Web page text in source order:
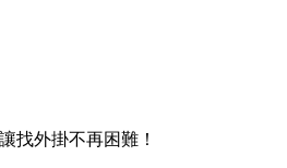
找外掛不再困難！